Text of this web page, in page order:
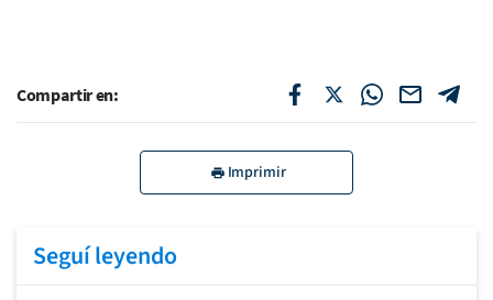
Compartir en:
Imprimir
Seguí leyendo